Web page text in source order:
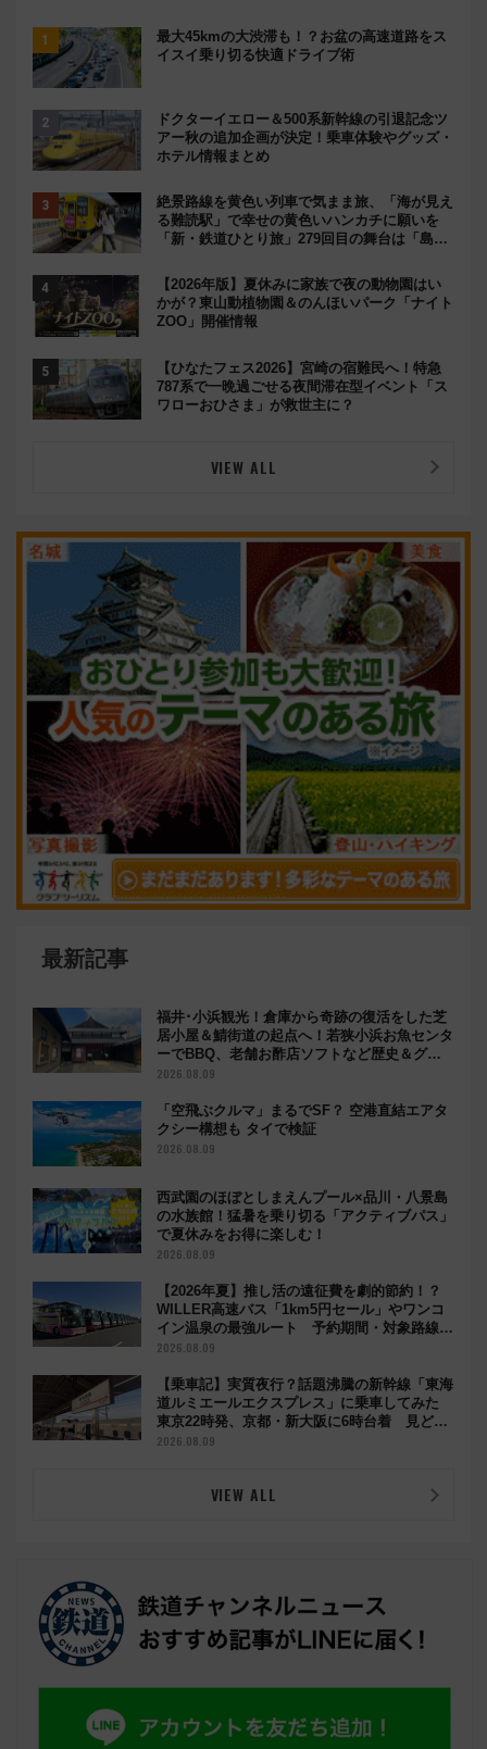
最大45kmの大渋滞も！？お盆の高速道路をス
イスイ乗り切る快適ドライブ術
ドクターイエロー＆500系新幹線の引退記念ツ
アー秋の追加企画が決定！乗車体験やグッズ・
ホテル情報まとめ
絶景路線を黄色い列車で気まま旅、「海が見え
る難読駅」で幸せの黄色いハンカチに願いを
「新・鉄道ひとり旅」279回目の舞台は「島原
【2026年版】夏休みに家族で夜の動物園はい
かが？東山動植物園＆のんほいパーク「ナイト
ZOO」開催情報
【ひなたフェス2026】宮崎の宿難民へ！特急
787系で一晩過ごせる夜間滞在型イベント「ス
ワローおひさま」が救世主に？
VIEW ALL
最新記事
福井･小浜観光！倉庫から奇跡の復活をした芝
居小屋＆鯖街道の起点へ！若狭小浜お魚センタ
ーでBBQ、老舗お酢店ソフトなど歴史＆グル
メ散歩
2026.08.09
「空飛ぶクルマ」まるでSF？ 空港直結エアタ
クシー構想も タイで検証
2026.08.09
西武園のほぼとしまえんプール×品川・八景島
の水族館！猛暑を乗り切る「アクティブパス」
で夏休みをお得に楽しむ！
2026.08.09
【2026年夏】推し活の遠征費を劇的節約！？
WILLER高速バス「1km5円セール」やワンコ
イン温泉の最強ルート 予約期間・対象路線ま
とめ
2026.08.09
【乗車記】実質夜行？話題沸騰の新幹線「東海
道ルミエールエクスプレス」に乗車してみた
東京22時発、京都・新大阪に6時台着 見どこ
ろは岐阜羽島の素晴らし過ぎる朝
2026.08.09
VIEW ALL